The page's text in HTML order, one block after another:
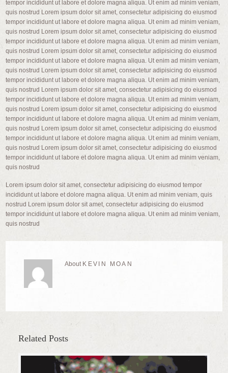
tempor incididunt ut labore et dolore magna aliqua. Ut enim ad minim veniam,
quis nostrud Lorem ipsum dolor sit amet, consectetur adipisicing do eiusmod
tempor incididunt ut labore et dolore magna aliqua. Ut enim ad minim veniam,
quis nostrud Lorem ipsum dolor sit amet, consectetur adipisicing do eiusmod
tempor incididunt ut labore et dolore magna aliqua. Ut enim ad minim veniam,
quis nostrud Lorem ipsum dolor sit amet, consectetur adipisicing do eiusmod
tempor incididunt ut labore et dolore magna aliqua. Ut enim ad minim veniam,
quis nostrud Lorem ipsum dolor sit amet, consectetur adipisicing do eiusmod
tempor incididunt ut labore et dolore magna aliqua. Ut enim ad minim veniam,
quis nostrud Lorem ipsum dolor sit amet, consectetur adipisicing do eiusmod
tempor incididunt ut labore et dolore magna aliqua. Ut enim ad minim veniam,
quis nostrud Lorem ipsum dolor sit amet, consectetur adipisicing do eiusmod
tempor incididunt ut labore et dolore magna aliqua. Ut enim ad minim veniam,
quis nostrud Lorem ipsum dolor sit amet, consectetur adipisicing do eiusmod
tempor incididunt ut labore et dolore magna aliqua. Ut enim ad minim veniam,
quis nostrud Lorem ipsum dolor sit amet, consectetur adipisicing do eiusmod
tempor incididunt ut labore et dolore magna aliqua. Ut enim ad minim veniam,
quis nostrud
Lorem ipsum dolor sit amet, consectetur adipisicing do eiusmod tempor
incididunt ut labore et dolore magna aliqua. Ut enim ad minim veniam, quis
nostrud Lorem ipsum dolor sit amet, consectetur adipisicing do eiusmod
tempor incididunt ut labore et dolore magna aliqua. Ut enim ad minim veniam,
quis nostrud
About KEVIN MOAN
Related Posts